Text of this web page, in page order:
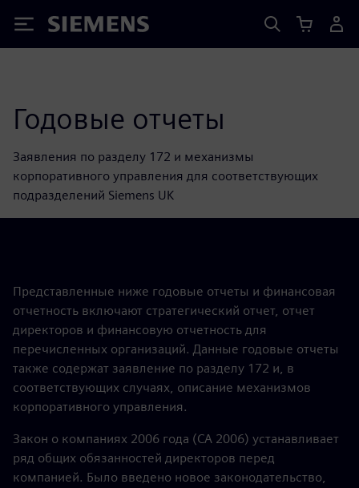
Siemens
Годовые отчеты
Заявления по разделу 172 и механизмы
корпоративного управления для соответствующих
подразделений Siemens UK
Представленные ниже годовые отчеты и финансовая
отчетность включают стратегический отчет, отчет
директоров и финансовую отчетность для
перечисленных организаций. Данные годовые отчеты
также содержат заявление по разделу 172 и, в
соответствующих случаях, описание механизмов
корпоративного управления.
Закон о компаниях 2006 года (CA 2006) устанавливает
ряд общих обязанностей директоров перед
компанией. Было введено новое законодательство,